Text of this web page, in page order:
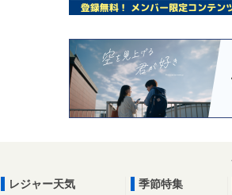
レジャー天気
季節特集